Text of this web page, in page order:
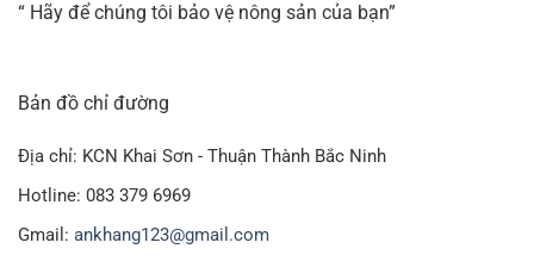
“ Hãy để chúng tôi bảo vệ nông sản của bạn”
Bản đồ chỉ đường
Địa chỉ: KCN Khai Sơn - Thuận Thành Bắc Ninh
Hotline: 083 379 6969
Gmail: ankhang123@gmail.com